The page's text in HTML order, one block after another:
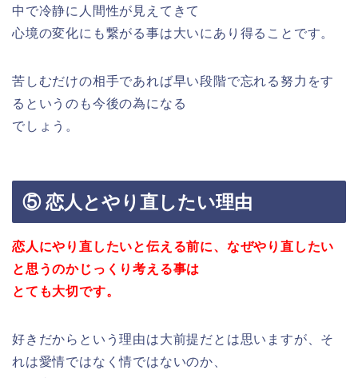
中で冷静に人間性が見えてきて
心境の変化にも繋がる事は大いにあり得ることです。
苦しむだけの相手であれば早い段階で忘れる努力をす
るというのも今後の為になる
でしょう。
⑤ 恋人とやり直したい理由
恋人にやり直したいと伝える前に、なぜやり直したい
と思うのかじっくり考える事は
とても大切です。
好きだからという理由は大前提だとは思いますが、そ
れは愛情ではなく情ではないのか、